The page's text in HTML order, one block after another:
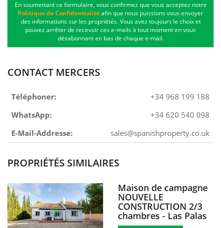
En soumettant ce formulaire, vous confirmez que vous acceptez notre
Politique de Confidentialitéafin que nous puissions vous envoyer
des informations sur les propriétés. Vous avez toujours le choix et
pouvez arrêter de recevoir ces e-mails à tout moment en vous
désabonnant en bas de chaque e-mail.
CONTACT MERCERS
Téléphoner:
+34 968 199 188
WhatsApp:
+34 620 540 098
E-Mail-Addresse:
sales@spanishproperty.co.uk
PROPRIÉTÉS SIMILAIRES
Maison de campagne
NOUVELLE
CONSTRUCTION 2/3
chambres - Las Palas